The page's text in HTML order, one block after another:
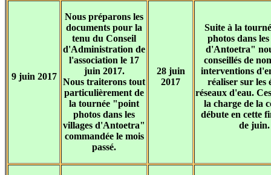
9 juin 2017
Nous préparons les
documents pour la
tenu du Conseil
d'Administration de
l'association le 17
juin 2017.
Nous traiterons tout
particulièrement de
la tournée "point
photos dans les
villages d'Antoetra"
commandée le mois
passé.
28 juin
2017
Suite à la
photos dans
d'Antoetra"
conseillés de
interventions
réaliser sur les
réseaux d'eau.
la charge de la
débute en cette
de juin.